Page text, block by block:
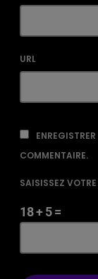
URL
COMMENTAIRE.
SAISISSEZ
18 + 5 =